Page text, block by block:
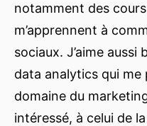
notamment des
m’apprennent à
sociaux. J’aime aussi
data analytics qui me
domaine du
intéressé, à celui de